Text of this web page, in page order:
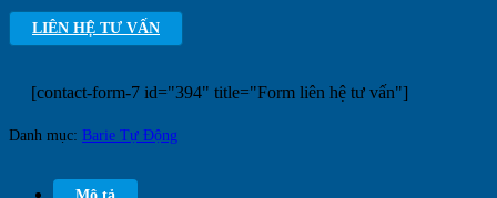
LIÊN HỆ TƯ VẤN
[contact-form-7 id="394" title="Form liên hệ tư vấn"]
Danh mục: Barie Tự Động